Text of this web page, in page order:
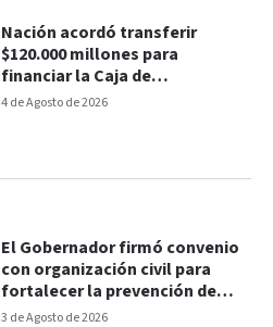
4 de Agosto de 2026
Nación acordó transferir
$120.000 millones para
financiar la Caja de
Jubilaciones de Entre Ríos
3 de Agosto de 2026
El Gobernador firmó convenio
con organización civil para
fortalecer la prevención de
adicciones